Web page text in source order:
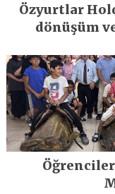
Özyurtlar
dönüşüm